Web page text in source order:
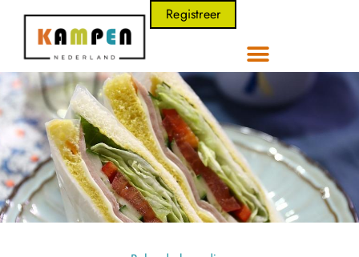
Registreer